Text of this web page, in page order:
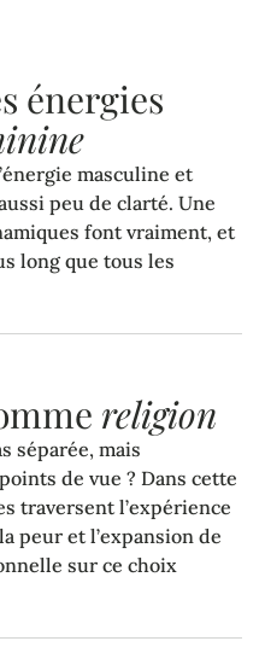
énergies
masculine et
peu de clarté. Une
font vraiment, et
long que tous les
religion
séparée, mais
de vue ? Dans cette
traversent l’expérience
peur et l’expansion de
sur ce choix